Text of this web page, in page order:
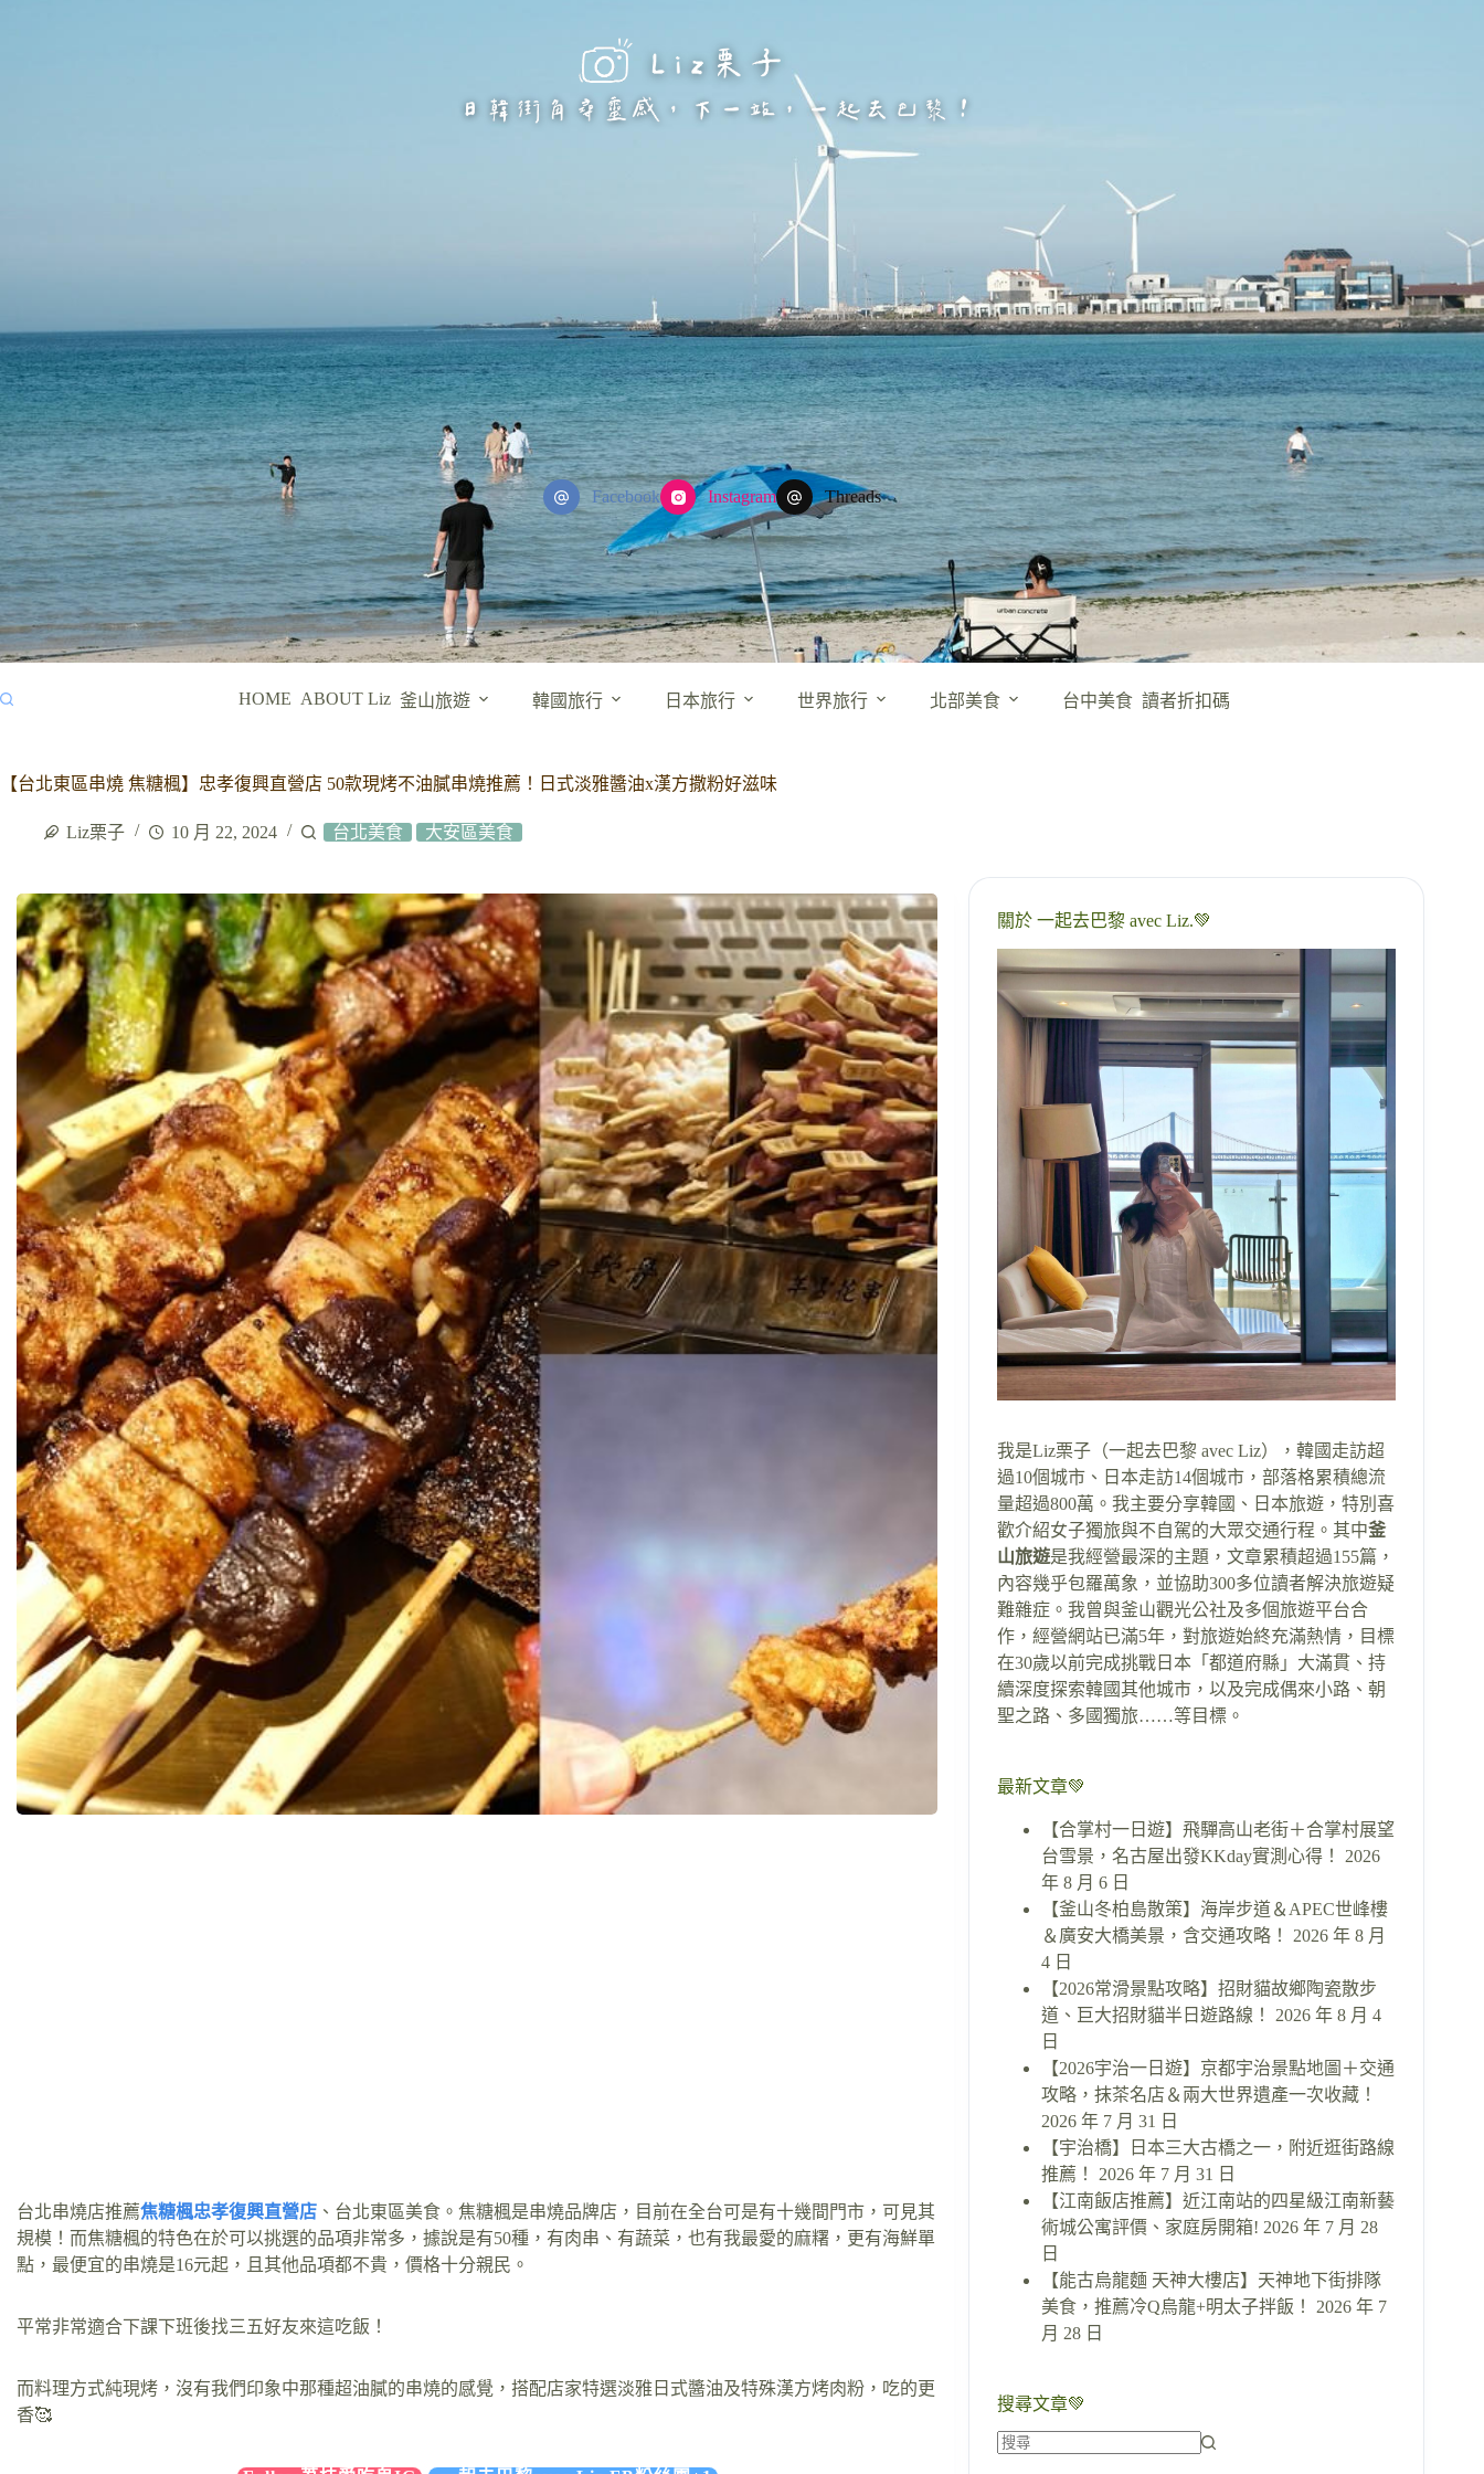
Facebook Instagram Threads
HOME ABOUT Liz 釜山旅遊 韓國旅行 日本旅行 世界旅行 北部美食 台中美食 讀者折扣碼
【台北東區串燒 焦糖楓】忠孝復興直營店 50款現烤不油膩串燒推薦！日式淡雅醬油x漢方撒粉好滋味
Liz栗子 10 月 22, 2024 台北美食 大安區美食
台北串燒店推薦焦糖楓忠孝復興直營店 、台北東區美食。焦糖楓是串燒品牌店，目前在全台可是有十幾間門市，可見其
規模！而焦糖楓的特色在於可以挑選的品項非常多，據說是有50種，有肉串、有蔬菜，也有我最愛的麻糬，更有海鮮單
點，最便宜的串燒是16元起，且其他品項都不貴，價格十分親民。
平常非常適合下課下班後找三五好友來這吃飯！
而料理方式純現烤，沒有我們印象中那種超油膩的串燒的感覺，搭配店家特選淡雅日式醬油及特殊漢方烤肉粉，吃的更
香🥰
關於 一起去巴黎 avec Liz.💚
我是Liz栗子（一起去巴黎 avec Liz），韓國走訪超
過10個城市、日本走訪14個城市，部落格累積總流
量超過800萬。我主要分享韓國、日本旅遊，特別喜
歡介紹女子獨旅與不自駕的大眾交通行程。其中釜
山旅遊是我經營最深的主題，文章累積超過155篇，
內容幾乎包羅萬象，並協助300多位讀者解決旅遊疑
難雜症。我曾與釜山觀光公社及多個旅遊平台合
作，經營網站已滿5年，對旅遊始終充滿熱情，目標
在30歲以前完成挑戰日本「都道府縣」大滿貫、持
續深度探索韓國其他城市，以及完成偶來小路、朝
聖之路、多國獨旅……等目標。
最新文章💚
【合掌村一日遊】飛驒高山老街＋合掌村展望
台雪景，名古屋出發KKday實測心得！
2026
年 8 月 6 日
【釜山冬柏島散策】海岸步道＆APEC世峰樓
＆廣安大橋美景，含交通攻略！
2026 年 8 月
4 日
【2026常滑景點攻略】招財貓故鄉陶瓷散步
道、巨大招財貓半日遊路線！
2026 年 8 月 4
日
【2026宇治一日遊】京都宇治景點地圖＋交通
攻略，抹茶名店＆兩大世界遺產一次收藏！
2026 年 7 月 31 日
【宇治橋】日本三大古橋之一，附近逛街路線
推薦！
2026 年 7 月 31 日
【江南飯店推薦】近江南站的四星級江南新藝
術城公寓評價、家庭房開箱! 2026 年 7 月 28
日
【能古烏龍麵 天神大樓店】天神地下街排隊
美食，推薦冷Q烏龍+明太子拌飯！
2026 年 7
月 28 日
搜尋文章💚